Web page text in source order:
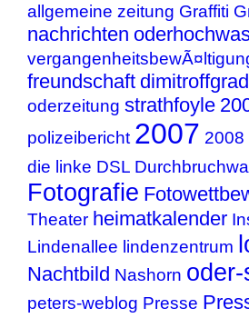
allgemeine zeitung Graffiti
nachrichten
freundschaft dimitroffgrad
oderzeitung strathfoyle
polizeibericht 2007 2008
die linke DSL
Fotografie
Theater heimatkalender
Lindenallee lindenzentrum
Nachtbild Nashorn oder-
peters-weblog Presse